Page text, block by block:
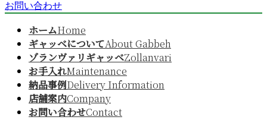
ス
ン
お問い合わせ
ホームHome
ギャッベについてAbout Gabbeh
ゾランヴァリギャッベZollanvari
お手入れMaintenance
納品事例Delivery Information
店舗案内Company
お問い合わせContact